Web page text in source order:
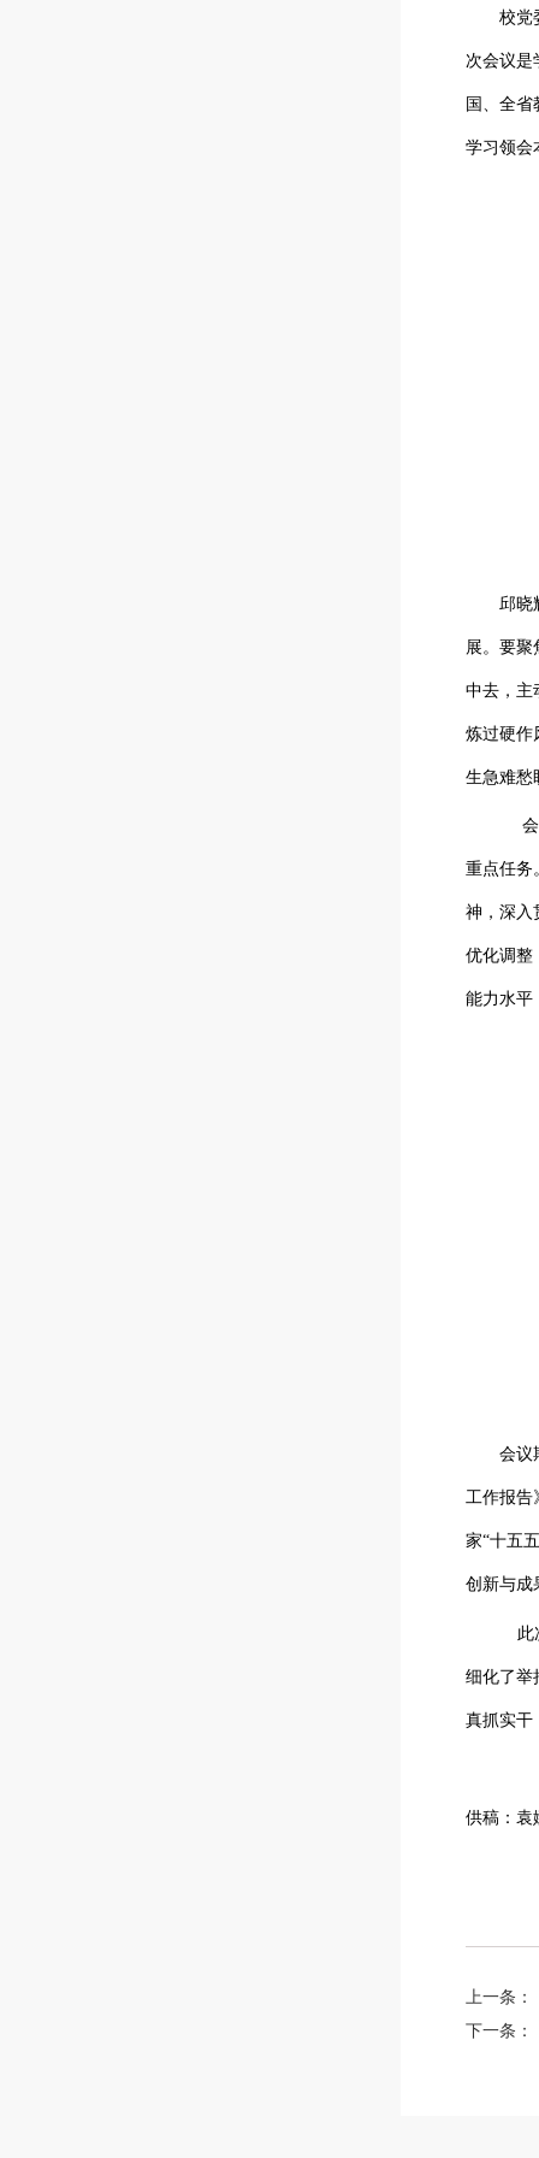
校党
次会议是
国、全省
学习领会
邱晓辉
展。要
中去，主
炼过硬作
生急难愁
重点任务
神，深入
优化调整
能力水平
会议期
工作报告
家“十五
创新与成
此
细化了举
真抓实干
供稿：袁
上一条：
下一条：